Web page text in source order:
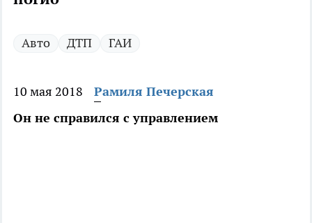
Авто ДТП ГАИ
10 мая 2018
Рамиля Печерская
Он не справился с управлением